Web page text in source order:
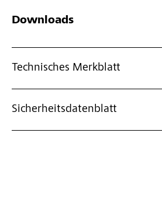
Downloads
Technisches Merkblatt
Sicherheitsdatenblatt